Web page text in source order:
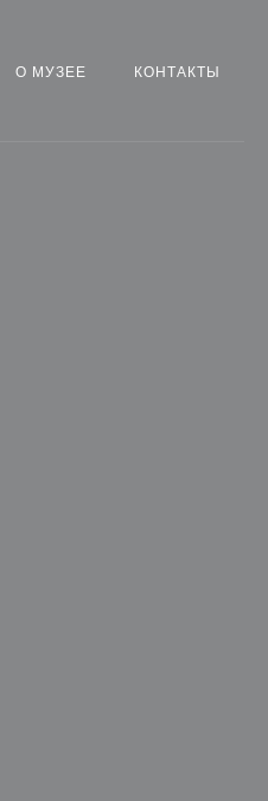
О МУЗЕЕ КОНТАКТЫ